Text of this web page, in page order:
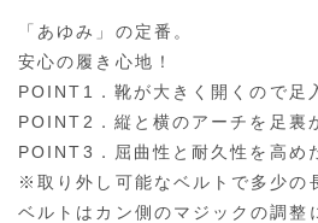
「あゆみ」の定番。
安心の履き心地！
POINT1．靴が大きく開くので足
POINT2．縦と横のアーチを足裏
POINT3．屈曲性と耐久性を高め
※取り外し可能なベルトで多少の
ベルトはカン側のマジックの調整